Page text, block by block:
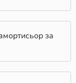
Нашата
за